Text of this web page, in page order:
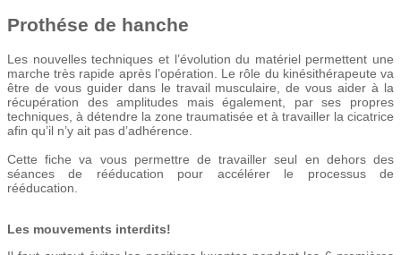
Prothése de hanche
Les nouvelles techniques et l’évolution du matériel permettent une
marche très rapide après l’opération. Le rôle du kinésithérapeute va
être de vous guider dans le travail musculaire, de vous aider à la
récupération des amplitudes mais également, par ses propres
techniques, à détendre la zone traumatisée et à travailler la cicatrice
afin qu’il n’y ait pas d’adhérence.
Cette fiche va vous permettre de travailler seul en dehors des
séances de rééducation pour accélérer le processus de
rééducation.
Les mouvements interdits!